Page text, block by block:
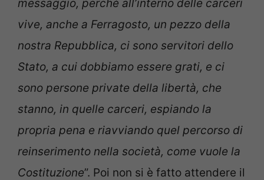
messaggio, perché all’interno delle carceri
vive, anche a Ferragosto, un pezzo della
nostra Repubblica, ci sono servitori dello
Stato, a cui dobbiamo essere grati, e ci
sono persone private della libertà, che
stanno, in quelle carceri, espiando la
propria pena e riavviando quel percorso di
reinserimento nella società, come vuole la
Costituzione”. Poi non si è fatto attendere il